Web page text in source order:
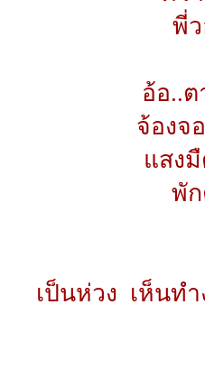
พี่ว
อ้อ..ต
จ้องจ
แสง
พั
เป็นห่วง เห็นท